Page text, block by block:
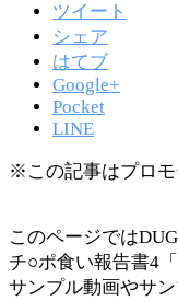
ツイート
シェア
はてブ
Google+
Pocket
LINE
※この記事はプロモ
このページでは
チ○ポ食い報告書4
サンプル動画やサ